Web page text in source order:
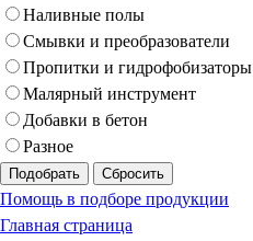
Наливные полы
Смывки и преобразователи
Пропитки и гидрофобизаторы
Малярный инструмент
Добавки в бетон
Разное
Подобрать Сбросить
Помощь в подборе продукции
Главная страница